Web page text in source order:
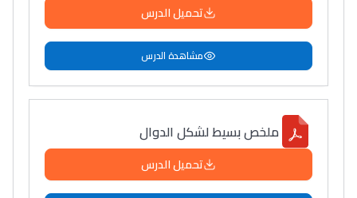
تحميل الدرس
مشاهدة الدرس
ملخص بسيط لشكل الدوال
تحميل الدرس